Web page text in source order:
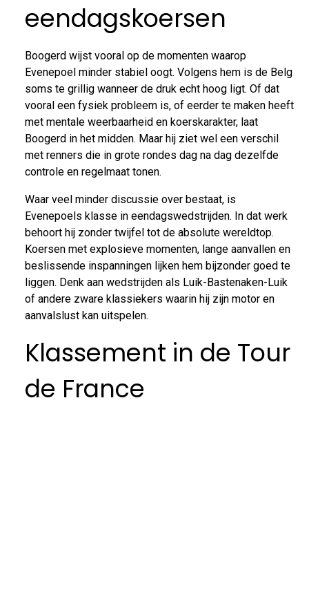
eendagskoersen
Boogerd wijst vooral op de momenten waarop
Evenepoel minder stabiel oogt. Volgens hem is de Belg
soms te grillig wanneer de druk echt hoog ligt. Of dat
vooral een fysiek probleem is, of eerder te maken heeft
met mentale weerbaarheid en koerskarakter, laat
Boogerd in het midden. Maar hij ziet wel een verschil
met renners die in grote rondes dag na dag dezelfde
controle en regelmaat tonen.
Waar veel minder discussie over bestaat, is
Evenepoels klasse in eendagswedstrijden. In dat werk
behoort hij zonder twijfel tot de absolute wereldtop.
Koersen met explosieve momenten, lange aanvallen en
beslissende inspanningen lijken hem bijzonder goed te
liggen. Denk aan wedstrijden als Luik-Bastenaken-Luik
of andere zware klassiekers waarin hij zijn motor en
aanvalslust kan uitspelen.
Klassement in de Tour
de France